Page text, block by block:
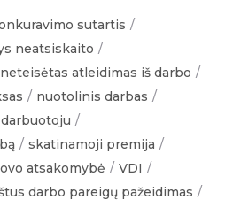
sutartis
neatsiskaito
neteisėtas atleidimas iš darbo
nuotolinis darbas
skatinamoji premija
atsakomybė
VDI
darbo pareigų pažeidimas